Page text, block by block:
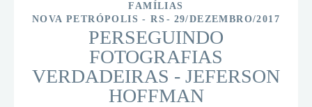
FAMÍLIAS
NOVA PETRÓPOLIS - RS
29/DEZEMBRO/2017
PERSEGUINDO
FOTOGRAFIAS
VERDADEIRAS - JEFERSON
HOFFMAN